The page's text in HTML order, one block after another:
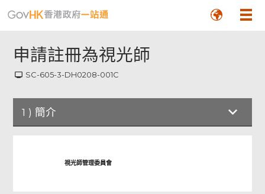
申請註冊為視光師
SC-605-3-DH0208-001C
1 ) 簡介
視光師管理委員會